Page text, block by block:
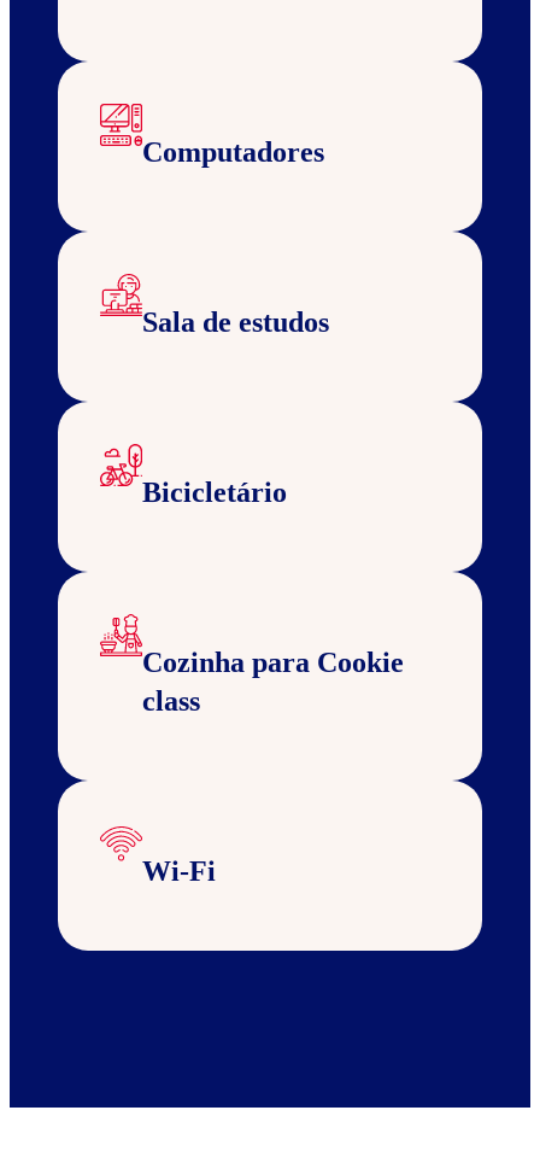
Computadores
Sala de estudos
Bicicletário
Cozinha para Cookie
class
Wi-Fi